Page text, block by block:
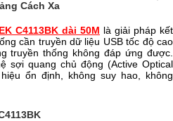
Cách Xa
C4113BK dài 50M là giải pháp kết
cần truyền dữ liệu USB tốc độ cao
truyền thống không đáp ứng được.
sợi quang chủ động (Active Optical
ổn định, không suy hao, không